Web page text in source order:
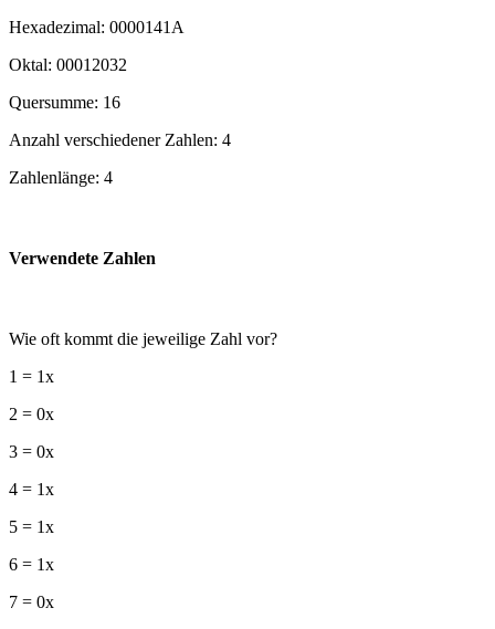
Hexadezimal: 0000141A
Oktal: 00012032
Quersumme: 16
Anzahl verschiedener Zahlen: 4
Zahlenlänge: 4
Verwendete Zahlen
Wie oft kommt die jeweilige Zahl vor?
1 = 1x
2 = 0x
3 = 0x
4 = 1x
5 = 1x
6 = 1x
7 = 0x